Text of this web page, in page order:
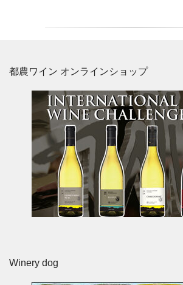
都農ワイン オンラインショップ
Winery dog